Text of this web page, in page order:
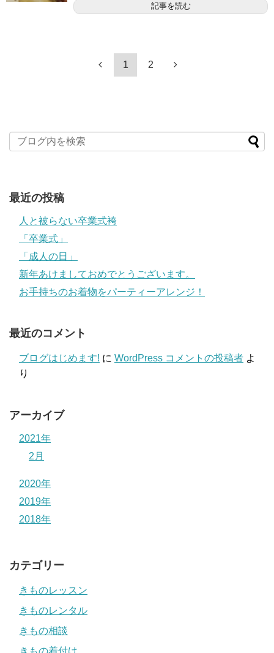
記事を読む
1 2
最近の投稿
人と被らない卒業式袴
「卒業式」
「成人の日」
新年あけましておめでとうございます。
お手持ちのお着物をパーティーアレンジ！
最近のコメント
ブログはじめます! に WordPress コメントの投稿者 よ
り
アーカイブ
2021年
2月
2020年
2019年
2018年
カテゴリー
きものレッスン
きものレンタル
きもの相談
きもの着付け